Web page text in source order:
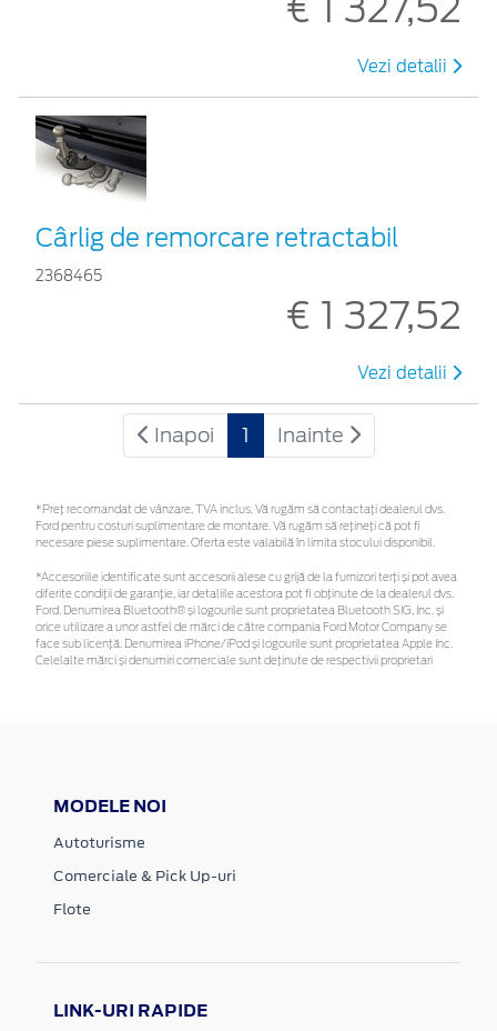
Vezi detalii
Cârlig de remorcare retractabil
2368465
€ 1 327,52
Vezi detalii
Inapoi 1 Inainte
*Preţ recomandat de vânzare, TVA inclus. Vă rugăm să contactaţi dealerul dvs.
Ford pentru costuri suplimentare de montare. Vă rugăm să rețineți că pot fi
necesare piese suplimentare. Oferta este valabilă în limita stocului disponibil.
*Accesoriile identificate sunt accesorii alese cu grijă de la furnizori terți și pot avea
diferite condiții de garanție, iar detaliile acestora pot fi obținute de la dealerul dvs.
Ford. Denumirea Bluetooth® și logourile sunt proprietatea Bluetooth SIG, Inc. și
orice utilizare a unor astfel de mărci de către compania Ford Motor Company se
face sub licență. Denumirea iPhone/iPod și logourile sunt proprietatea Apple Inc.
Celelalte mărci și denumiri comerciale sunt deținute de respectivii proprietari
MODELE NOI
Autoturisme
Comerciale & Pick Up-uri
Flote
LINK-URI RAPIDE